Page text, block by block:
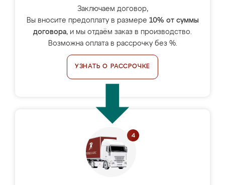
Заключаем договор,
Вы вносите предоплату в размере 10% от суммы
договора, и мы отдаём заказ в производство.
Возможна оплата в рассрочку без %.
УЗНАТЬ О РАССРОЧКЕ